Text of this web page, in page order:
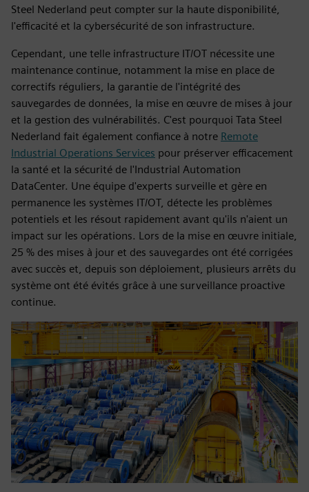
Steel Nederland peut compter sur la haute disponibilité,
l'efficacité et la cybersécurité de son infrastructure.
Cependant, une telle infrastructure IT/OT nécessite une
maintenance continue, notamment la mise en place de
correctifs réguliers, la garantie de l'intégrité des
sauvegardes de données, la mise en œuvre de mises à jour
et la gestion des vulnérabilités. C'est pourquoi Tata Steel
Nederland fait également confiance à notre Remote
Industrial Operations Services pour préserver efficacement
la santé et la sécurité de l'Industrial Automation
DataCenter. Une équipe d'experts surveille et gère en
permanence les systèmes IT/OT, détecte les problèmes
potentiels et les résout rapidement avant qu'ils n'aient un
impact sur les opérations. Lors de la mise en œuvre initiale,
25 % des mises à jour et des sauvegardes ont été corrigées
avec succès et, depuis son déploiement, plusieurs arrêts du
système ont été évités grâce à une surveillance proactive
continue.